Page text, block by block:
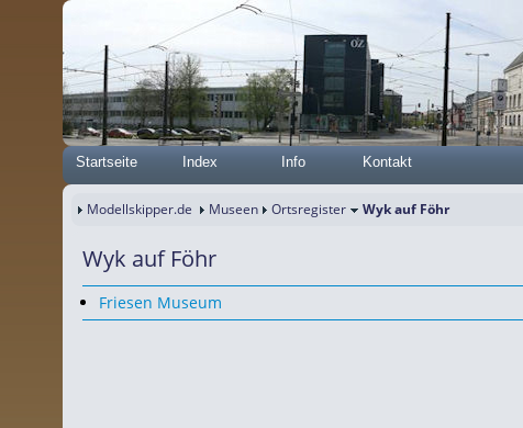
Startseite Index Info Kontakt
Modellskipper.de Museen Ortsregister Wyk auf Föhr
Wyk auf Föhr
Friesen Museum